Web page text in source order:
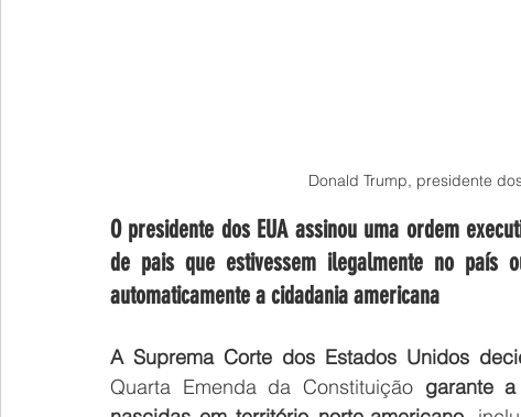
Donald Trump, presidente
O presidente dos EUA assinou uma ordem
de pais que estivessem ilegalmente no país
automaticamente a cidadania americana
A Suprema Corte dos Estados Unidos
Quarta Emenda da Constituição garante